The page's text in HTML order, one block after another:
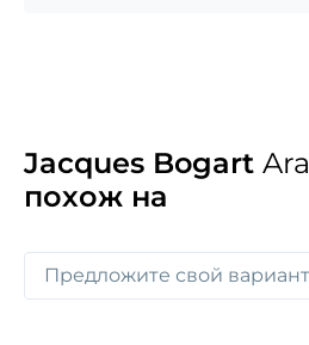
Jacques Bogart
похож на